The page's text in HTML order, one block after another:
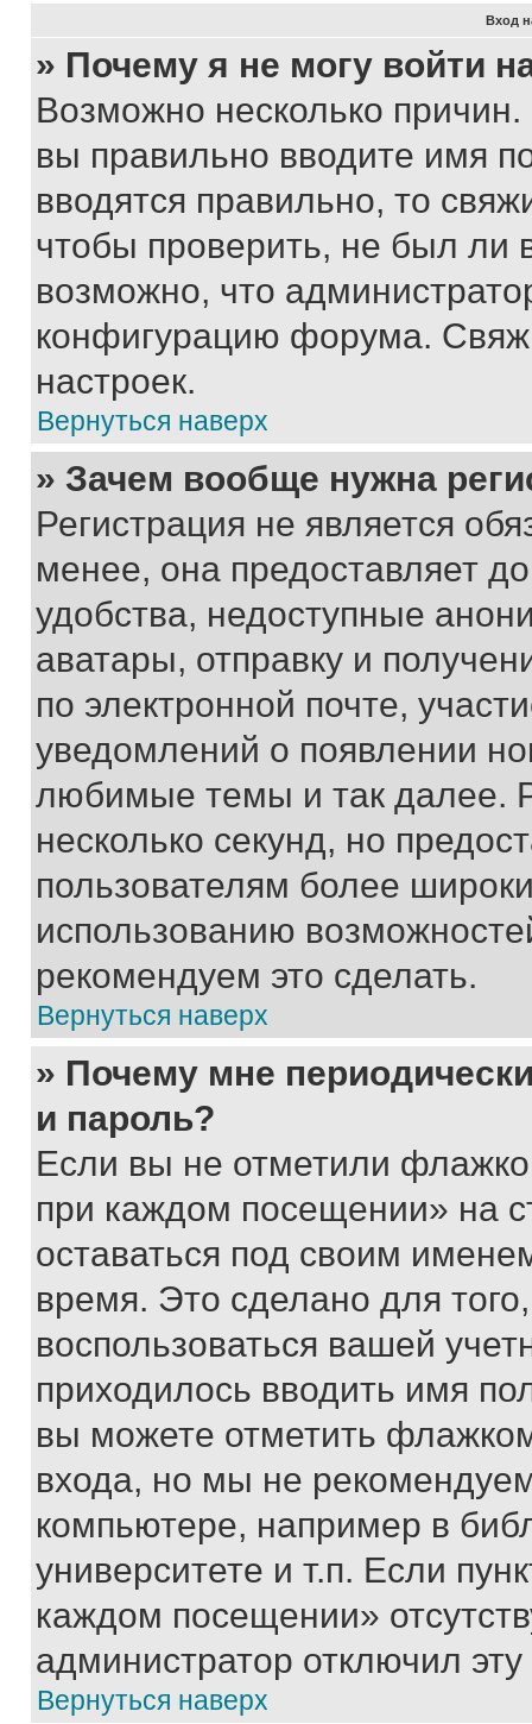
Вход
» Почему я не могу войти
Возможно несколько
вы правильно вводите имя
вводятся правильно, то
чтобы проверить, не был ли
возможно, что
конфигурацию форума.
настроек.
Вернуться наверх
» Зачем вообще нужна
Регистрация не является
менее, она предоставляет
удобства, недоступные
аватары, отправку и
по электронной почте,
уведомлений о появлении
любимые темы и так далее.
несколько секунд, но
пользователям более
использованию
рекомендуем это сделать.
Вернуться наверх
» Почему мне
и пароль?
Если вы не отметили
при каждом посещении» на
оставаться под своим
время. Это сделано для
воспользоваться вашей
приходилось вводить имя
вы можете отметить
входа, но мы не
компьютере, например в
университете и т.п. Если
каждом посещении»
администратор отключил
Вернуться наверх